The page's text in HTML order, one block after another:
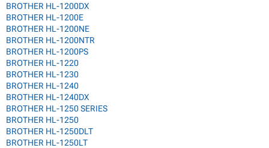
BROTHER HL-1200DX
BROTHER HL-1200E
BROTHER HL-1200NE
BROTHER HL-1200NTR
BROTHER HL-1200PS
BROTHER HL-1220
BROTHER HL-1230
BROTHER HL-1240
BROTHER HL-1240DX
BROTHER HL-1250 SERIES
BROTHER HL-1250
BROTHER HL-1250DLT
BROTHER HL-1250LT